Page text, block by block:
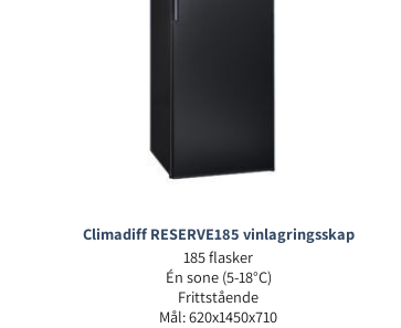
Climadiff RESERVE185 vinlagringsskap
185 flasker
Én sone (5-18°C)
Frittstående
Mål: 620x1450x710